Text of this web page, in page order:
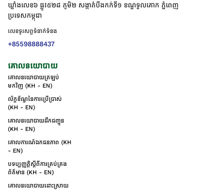
ឃ្លាំងលេខ៦ ផ្លូវ៥២៨ ភូមិ២ សង្កាត់់បឹងកក់ទី១ ខណ្ឌទួលគោក ភ្នំពេញ
ប្រទេសកម្ពុជា
លេខទូរសព្ទទំនាក់ទំនង
+85598888437
គោលនយោបាយ
គោលនយោបាយត្រឡប់
មកវិញ (KH - EN)
ល័ក្ខខ័ណ្ឌនៃការប្រើប្រាស់
(KH - EN)
គោលនយោបាយដឹកជញ្ជូន
(KH - EN)
គោលការណ៍ឯកជនភាព (KH
- EN)
បទប្បញ្ញត្តិស្តីពីការគ្រប់គ្រង
ព័ត៌មាន (KH - EN)
គោលនយោបាយដោះស្រាយ